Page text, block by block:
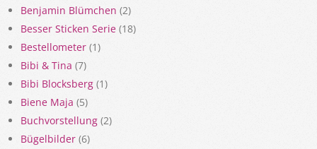
Benjamin Blümchen (2)
Besser Sticken Serie (18)
Bestellometer (1)
Bibi & Tina (7)
Bibi Blocksberg (1)
Biene Maja (5)
Buchvorstellung (2)
Bügelbilder (6)